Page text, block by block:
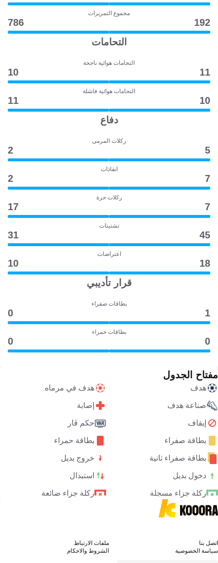
مجموع التمريرات
192
786
التحامات
التحامات هوائية ناجحة
11
10
التحامات هوائية فاشلة
10
11
دفاع
ركلات المرمى
5
2
انقاذات
7
2
ركلات حرة
7
17
تشتيتات
45
31
اعتراضات
18
10
قرار تأديبي
بطاقات صفراء
1
0
بطاقات حمراء
0
0
مفتاح الجدول
هدف هدف في مرماه
صناعة هدف إصابة
إيقاف حكم ڤار
بطاقة صفراء بطاقة حمراء
بطاقة صفراء ثانية خروج بديل
دخول بديل استبدال
ركلة جزاء مسجلة ركلة جزاء ضائعة
اتصل بنا
ملفات الارتباط
سياسة الخصوصية
الشروط والاحكام